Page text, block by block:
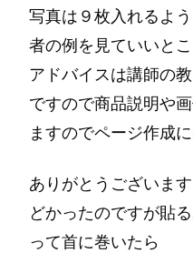
写真は９枚入れるよ
者の例を見ていいと
アドバイスは講師の教
ですので商品説明や
ますのでページ作成
ありがとうございま
どかったのですが貼
って首に巻いたら